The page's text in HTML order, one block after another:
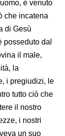
è venuto
che incatena
di Gesù
posseduto dal
il male,
la
i pregiudizi, le
tutto ciò che
il nostro
i nostri
un suo